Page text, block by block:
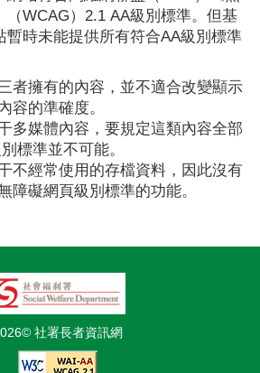
（WCAG）2.1 AA級別標準。但基
暫時未能提供所有符合AA級別標準
者擁有的內容，並不適合改變顯示
容的準確度。
多媒體內容，要規定這類內容全部
標準並不可能。
不經常使用的存檔資料，因此沒有
障礙網頁級別標準的功能。
社署長者資訊網